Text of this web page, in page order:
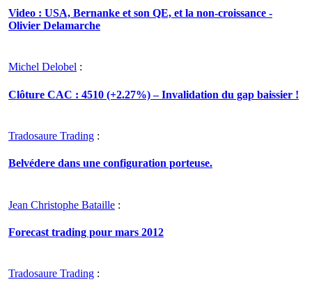
Video : USA, Bernanke et son QE, et la non-croissance -
Olivier Delamarche
Michel Delobel :
Clôture CAC : 4510 (+2.27%) – Invalidation du gap baissier !
Tradosaure Trading :
Belvédere dans une configuration porteuse.
Jean Christophe Bataille :
Forecast trading pour mars 2012
Tradosaure Trading :